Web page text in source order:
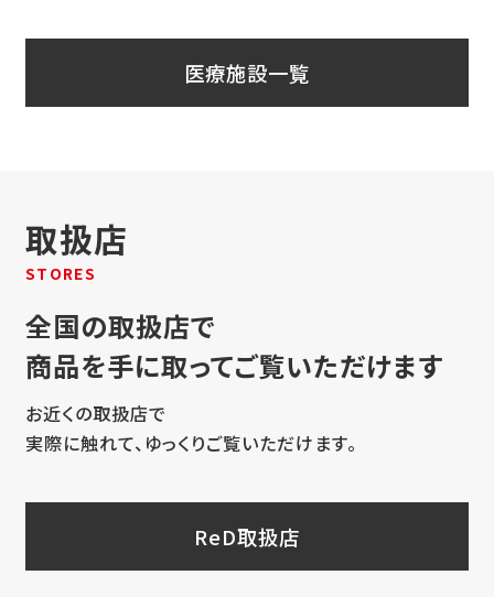
医療施設一覧
取扱店
STORES
全国の取扱店で
商品を手に取ってご覧いただけます
お近くの取扱店で
実際に触れて、ゆっくりご覧いただけます。
ReD取扱店